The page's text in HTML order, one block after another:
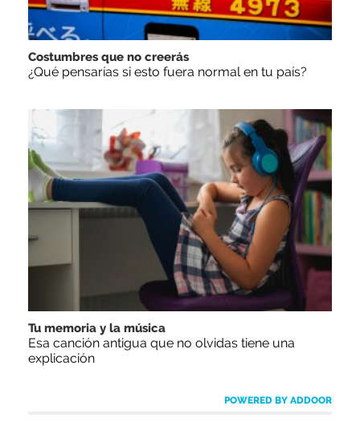
Costumbres que no creerás
¿Qué pensarías si esto fuera normal en tu país?
Tu memoria y la música
Esa canción antigua que no olvidas tiene una
explicación
POWERED BY ADDOOR